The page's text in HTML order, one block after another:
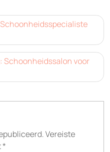
Schoonheidssalon voor
Vereiste
*